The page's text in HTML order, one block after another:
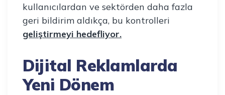
kullanıcılardan ve sektörden daha fazla
geri bildirim aldıkça, bu kontrolleri
geliştirmeyi hedefliyor.
Dijital Reklamlarda
Yeni Dönem